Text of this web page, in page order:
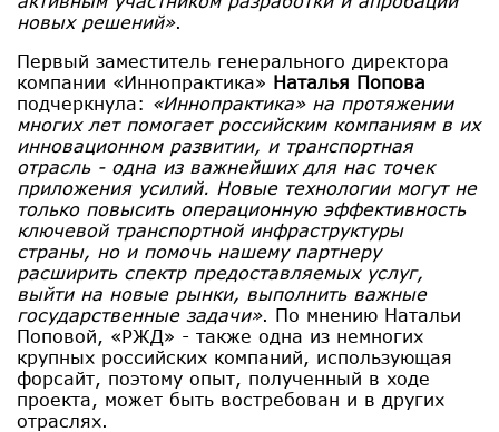
новых решений».
Первый заместитель генерального директора
компании «Иннопрактика» Наталья Попова
подчеркнула: «Иннопрактика» на протяжении
многих лет помогает российским компаниям в их
инновационном развитии, и транспортная
отрасль - одна из важнейших для нас точек
приложения усилий. Новые технологии могут не
только повысить операционную эффективность
ключевой транспортной инфраструктуры
страны, но и помочь нашему партнеру
расширить спектр предоставляемых услуг,
выйти на новые рынки, выполнить важные
государственные задачи». По мнению Натальи
Поповой, «РЖД» - также одна из немногих
крупных российских компаний, использующая
форсайт, поэтому опыт, полученный в ходе
проекта, может быть востребован и в других
отраслях.